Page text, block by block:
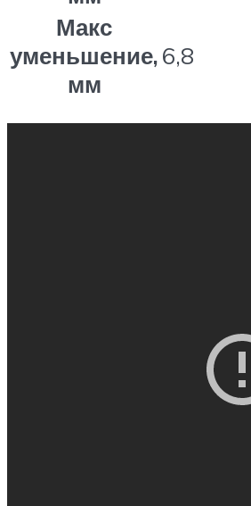
Макс
уменьшение,
мм
6,8